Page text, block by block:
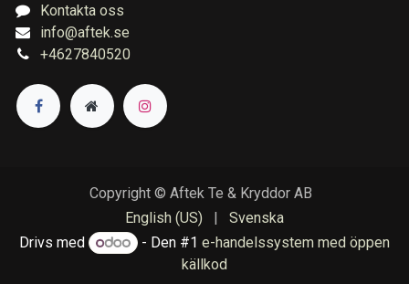
Kontakta oss
info@aftek.se
+4627840520
Copyright © Aftek Te & Kryddor AB
English (US)
|
Svenska
Drivs med
- Den #1e-handelssystem med öppen
källkod